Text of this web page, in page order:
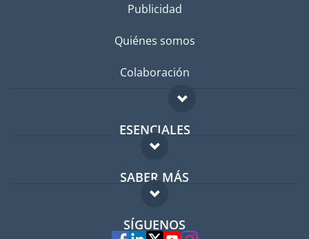
Publicidad
Quiénes somos
Colaboración
ESENCIALES
Foro para expatriados
Guía para expatriados
Trabajos en el extranjero
SABER MÁS
FAQ
Expertos
SÍGUENOS